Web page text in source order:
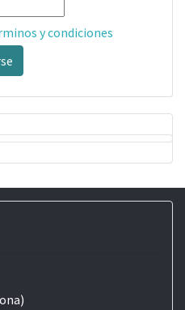
y condiciones